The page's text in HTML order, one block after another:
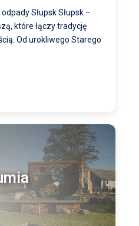
Słupsk Słupsk –
które łączy tradycję
Od urokliwego Starego